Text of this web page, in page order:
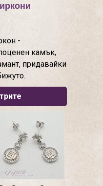
-
камък,
придавайки